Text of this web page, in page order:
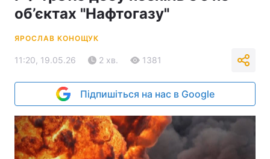
об’єктах "Нафтогазу"
ЯРОСЛАВ КОНОЩУК
11:20, 19.05.26 2 хв. 1381
Підпишіться на нас в Google